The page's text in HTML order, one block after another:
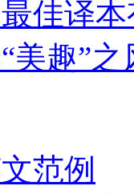
佳译
美趣”
范例